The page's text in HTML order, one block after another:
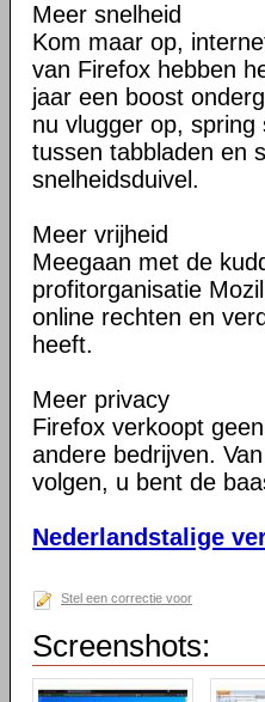
Meer snelheid
Kom maar op,
van Firefox hebben
jaar een boost
nu vlugger op, spring
tussen tabbladen en
snelheidsduivel.
Meer vrijheid
Meegaan met de
profitorganisatie
online rechten en
heeft.
Meer privacy
Firefox verkoopt
andere bedrijven.
volgen, u bent de
Nederlandstalige
Stel een correctie voor
Screenshots: